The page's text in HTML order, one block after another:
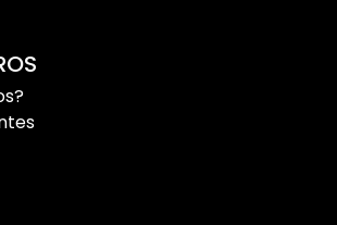
herramientas y material
comerciales.